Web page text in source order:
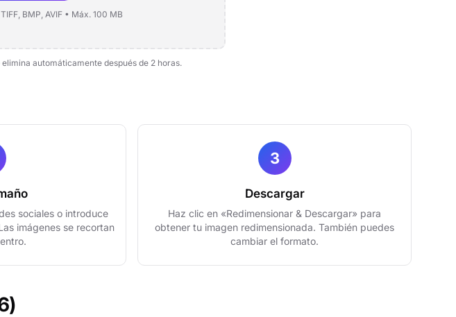
BMP, AVIF • Máx. 100 MB
automáticamente después de 2 horas.
sociales o introduce
imágenes se recortan
3
Descargar
Haz clic en «Redimensionar & Descargar» para
obtener tu imagen redimensionada. También puedes
cambiar el formato.